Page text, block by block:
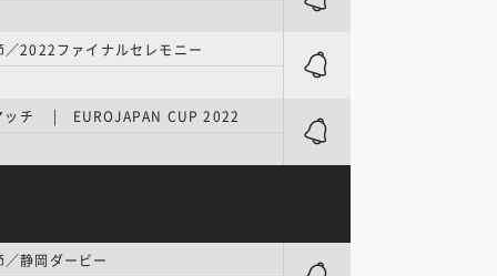
ファイナルセレモニー
ッチ | EUROJAPAN CUP 2022
岡ダービー